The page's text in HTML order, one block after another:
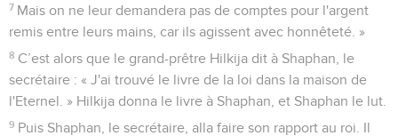
7 Mais on ne leur demandera pas de comptes pour l'argent
remis entre leurs mains, car ils agissent avec honnêteté. »
8 C’est alors que le grand-prêtre Hilkija dit à Shaphan, le
secrétaire : « J'ai trouvé le livre de la loi dans la maison de
l'Eternel. » Hilkija donna le livre à Shaphan, et Shaphan le lut.
9 Puis Shaphan, le secrétaire, alla faire son rapport au roi. Il